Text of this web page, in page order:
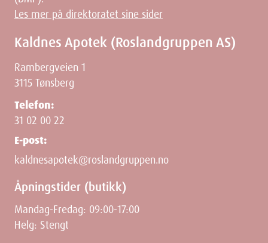
Les mer på direktoratet sine sider
Kaldnes Apotek (Roslandgruppen AS)
Rambergveien 1
3115 Tønsberg
Telefon:
31 02 00 22
E-post:
kaldnesapotek@roslandgruppen.no
Åpningstider (butikk)
Mandag-Fredag: 09:00-17:00
Helg: Stengt